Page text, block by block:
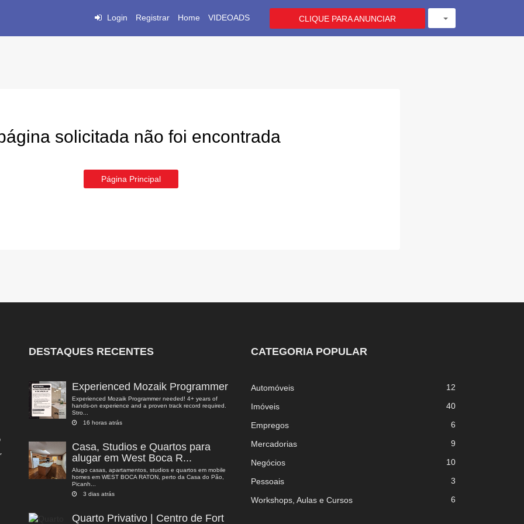
Login Registrar Home VIDEOADS CLIQUE PARA ANUNCIAR
solicitada não foi encontrada
Página Principal
DESTAQUES RECENTES
Experienced Mozaik Programmer
Experienced Mozaik Programmer needed! 4+ years of
hands-on experience and a proven track record required.
Stro...
16 horas atrás
Casa, Studios e Quartos para
alugar em West Boca R...
Alugo casas, apartamentos, studios e quartos em mobile
homes em WEST BOCA RATON, perto da Casa do Pão,
Picanh...
3 dias atrás
Quarto Privativo | Centro de Fort
CATEGORIA POPULAR
Automóveis 12
Imóveis 40
Empregos 6
Mercadorias 9
Negócios 10
Pessoais 3
Workshops, Aulas e Cursos 6